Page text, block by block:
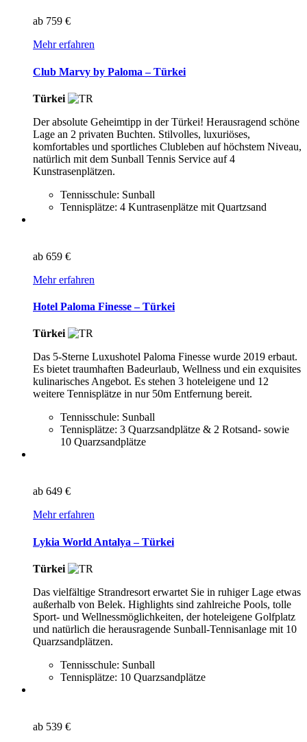
ab 759 €
Mehr erfahren
Club Marvy by Paloma – Türkei
Türkei
Der absolute Geheimtipp in der Türkei! Herausragend schöne
Lage an 2 privaten Buchten. Stilvolles, luxuriöses,
komfortables und sportliches Clubleben auf höchstem Niveau,
natürlich mit dem Sunball Tennis Service auf 4
Kunstrasenplätzen.
Tennisschule: Sunball
Tennisplätze: 4 Kuntrasenplätze mit Quartzsand
ab 659 €
Mehr erfahren
Hotel Paloma Finesse – Türkei
Türkei
Das 5-Sterne Luxushotel Paloma Finesse wurde 2019 erbaut.
Es bietet traumhaften Badeurlaub, Wellness und ein exquisites
kulinarisches Angebot. Es stehen 3 hoteleigene und 12
weitere Tennisplätze in nur 50m Entfernung bereit.
Tennisschule: Sunball
Tennisplätze: 3 Quarzsandplätze & 2 Rotsand- sowie
10 Quarzsandplätze
ab 649 €
Mehr erfahren
Lykia World Antalya – Türkei
Türkei
Das vielfältige Strandresort erwartet Sie in ruhiger Lage etwas
außerhalb von Belek. Highlights sind zahlreiche Pools, tolle
Sport- und Wellnessmöglichkeiten, der hoteleigene Golfplatz
und natürlich die herausragende Sunball-Tennisanlage mit 10
Quarzsandplätzen.
Tennisschule: Sunball
Tennisplätze: 10 Quarzsandplätze
ab 539 €